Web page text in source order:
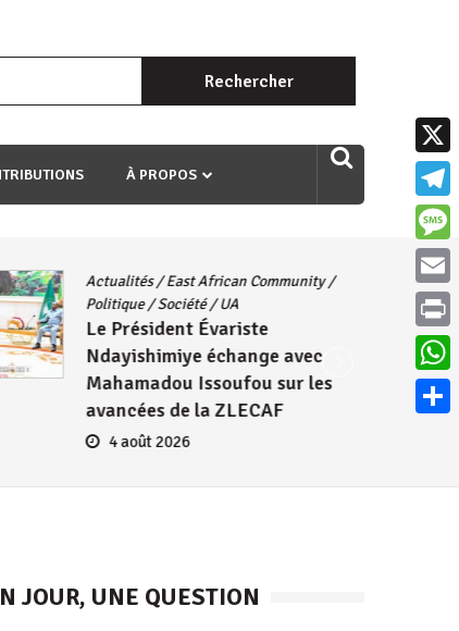
ngaha ndagusigiye iki kibazo : Uriko ukora iki kugira ngo
Rechercher :
À PROPOS
Actualités/East African Community/
Politique/Société/UA
Le Président Évariste
Ndayishimiye échange avec
Mahamadou Issoufou sur les
avancées de la ZLECAF
4 août 2026
JOUR, UNE QUESTION
X
Email
Print